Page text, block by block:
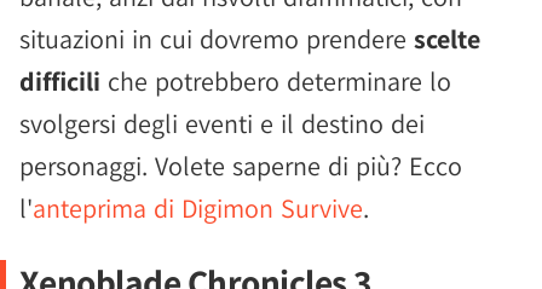
situazioni in cui dovremo prendere scelte
difficili che potrebbero determinare lo
svolgersi degli eventi e il destino dei
personaggi. Volete saperne di più? Ecco
l'anteprima di Digimon Survive.